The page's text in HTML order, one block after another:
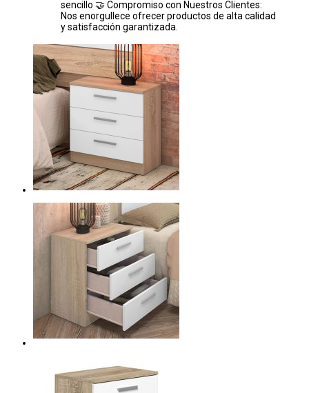
sencillo 🤝 Compromiso con Nuestros Clientes:
Nos enorgullece ofrecer productos de alta calidad
y satisfacción garantizada.